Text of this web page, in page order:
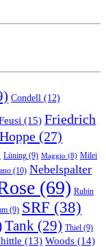
Condell (12)
(15) Friedrich
Hoppe (27)
Lüning (9) Maggio (8) Milei
(10) Nebelspalter
(69) Rubin
(9) SRF (38)
Tank (29) Thiel (9)
(13) Woods (14)